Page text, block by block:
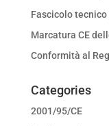
Fascicolo tecnico
Marcatura CE
Conformità al
Categories
2001/95/CE